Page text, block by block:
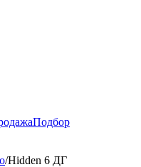
Подбор
/Hidden 6 ДГ